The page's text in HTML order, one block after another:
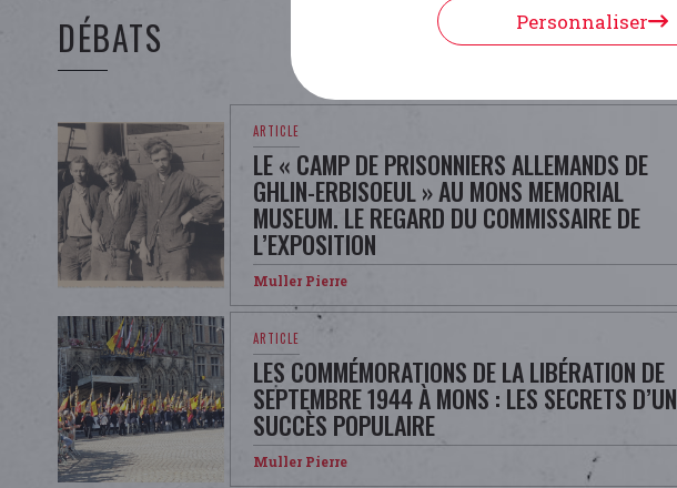
DÉBATS
LE « CAMP DE PRISONNIERS ALLEMANDS DE
GHLIN-ERBISOEUL » AU MONS MEMORIAL
MUSEUM. LE REGARD DU COMMISSAIRE DE
L’EXPOSITION
Muller Pierre
LES COMMÉMORATIONS DE LA LIBÉRATION DE
SEPTEMBRE 1944 À MONS : LES SECRETS D’UN
SUCCÈS POPULAIRE
Muller Pierre
Personnaliser